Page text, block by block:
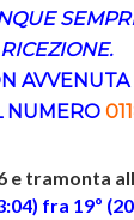
NUMERO
e tramonta
fra 19º